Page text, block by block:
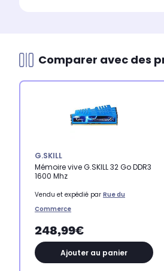
Comparer avec des
G.SKILL
Mémoire vive G.SKILL 32 Go DDR3
1600 Mhz
Vendu et expédié par Rue du
Commerce
248,99€
Ajouter au panier